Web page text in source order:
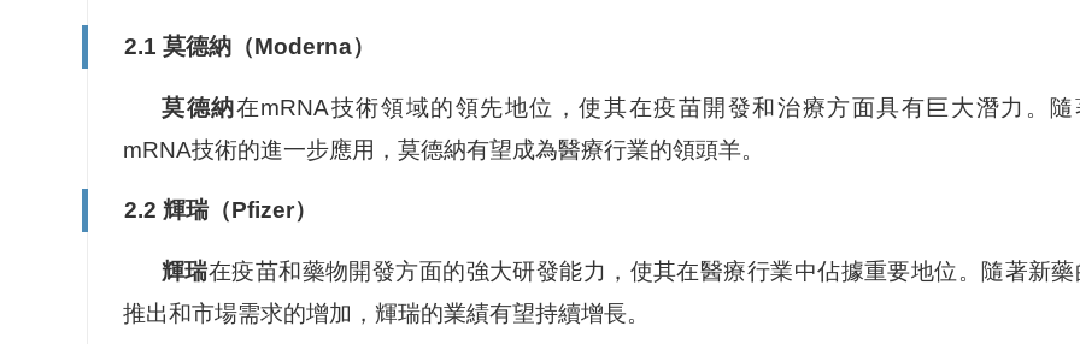
2.1 莫德納（Moderna）
莫德納在mRNA技術領域的領先地位，使其在疫苗開發和治療方面具有巨大潛力。隨
mRNA技術的進一步應用，莫德納有望成為醫療行業的領頭羊。
2.2 輝瑞（Pfizer）
輝瑞在疫苗和藥物開發方面的強大研發能力，使其在醫療行業中佔據重要地位。隨著新藥
推出和市場需求的增加，輝瑞的業績有望持續增長。